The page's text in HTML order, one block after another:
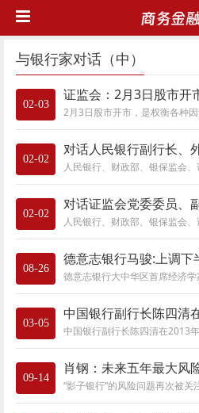
与银行家对话（中）
02-03
证监会：2月3日股市开
02-02
对话人民银行副行长、
02-02
对话证监会党委委员、
08-26
德意志银行马骏:上调下
03-05
09-14
肖钢：未来五年最大风